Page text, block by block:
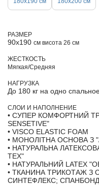
РАЗМЕР
90х190 см висота 26 см
ЖЕСТКОСТЬ
Мягкая/Средняя
НАГРУЗКА
До 180 кг на одно
СЛОИ И НАПОЛНЕНИЕ
• СУПЕР КОМФОРТНИЙ
SENSETIVE"
• VISCO ELASTIC FOAM
• МОНОЛІТНА ОСНОВА З
• НАТУРАЛЬНА
TEX"
• НАТУРАЛЬНИЙ LATEX
• ТКАНИНА ТРИКОТАЖ
СИНТЕФЛЕКС; СПАНБОНД